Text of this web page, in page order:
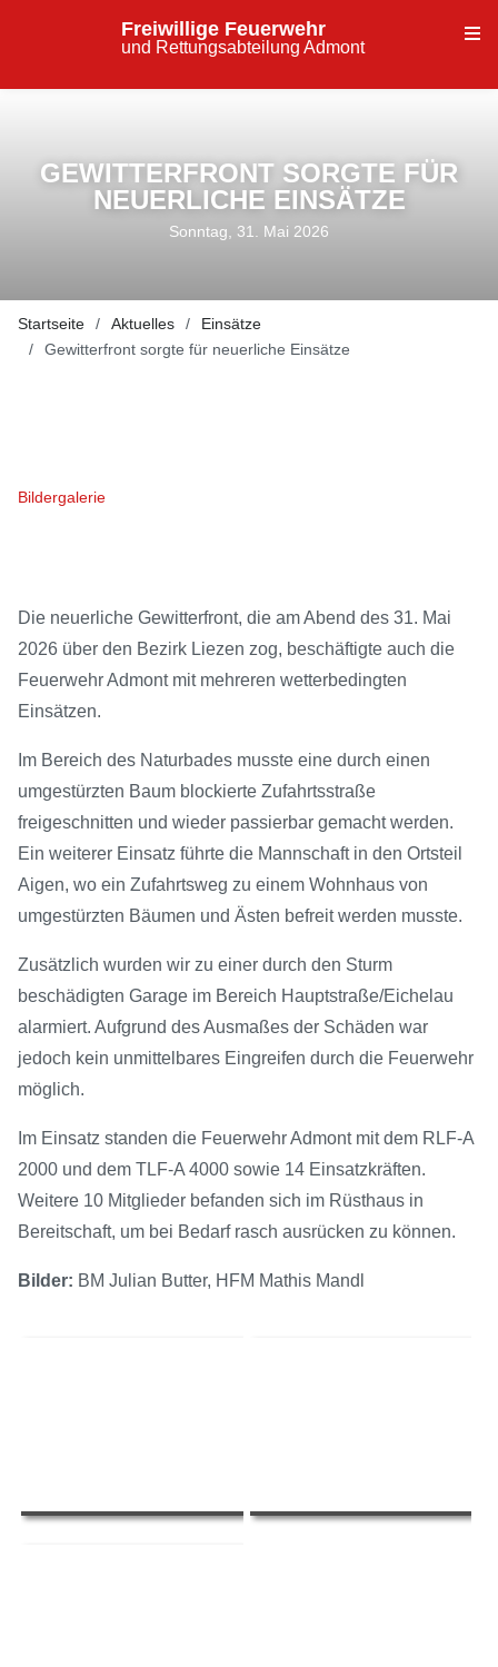
Freiwillige Feuerwehr
und Rettungsabteilung Admont
GEWITTERFRONT SORGTE FÜR
NEUERLICHE EINSÄTZE
Sonntag, 31. Mai 2026
Startseite Aktuelles
Einsätze
Gewitterfront sorgte für neuerliche Einsätze
Bildergalerie
Die neuerliche Gewitterfront, die am Abend des 31. Mai
2026 über den Bezirk Liezen zog, beschäftigte auch die
Feuerwehr Admont mit mehreren wetterbedingten
Einsätzen.
Im Bereich des Naturbades musste eine durch einen
umgestürzten Baum blockierte Zufahrtsstraße
freigeschnitten und wieder passierbar gemacht werden.
Ein weiterer Einsatz führte die Mannschaft in den Ortsteil
Aigen, wo ein Zufahrtsweg zu einem Wohnhaus von
umgestürzten Bäumen und Ästen befreit werden musste.
Zusätzlich wurden wir zu einer durch den Sturm
beschädigten Garage im Bereich Hauptstraße/Eichelau
alarmiert. Aufgrund des Ausmaßes der Schäden war
jedoch kein unmittelbares Eingreifen durch die Feuerwehr
möglich.
Im Einsatz standen die Feuerwehr Admont mit dem RLF-A
2000 und dem TLF-A 4000 sowie 14 Einsatzkräften.
Weitere 10 Mitglieder befanden sich im Rüsthaus in
Bereitschaft, um bei Bedarf rasch ausrücken zu können.
Bilder: BM Julian Butter, HFM Mathis Mandl